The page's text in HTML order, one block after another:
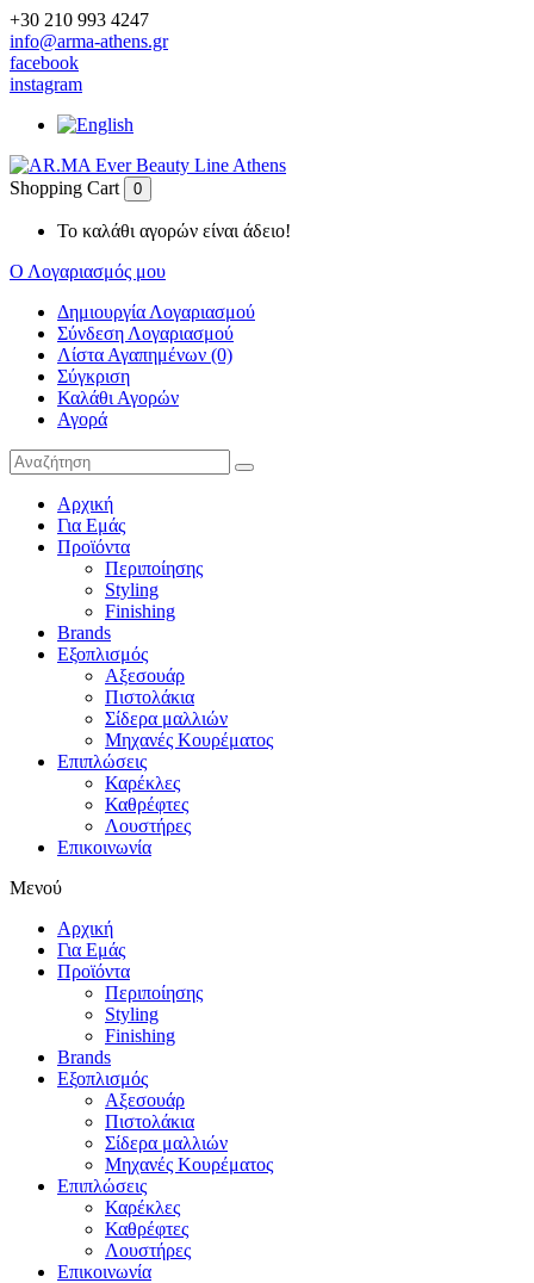
+30 210 993 4247
info@arma-athens.gr
facebook
instagram
Shopping Cart 0
Το καλάθι αγορών είναι άδειο!
Ο Λογαριασμός μου
Δημιουργία Λογαριασμού
Σύνδεση Λογαριασμού
Λίστα Αγαπημένων (0)
Σύγκριση
Καλάθι Αγορών
Αγορά
Αρχική
Για Εμάς
Προϊόντα
Περιποίησης
Styling
Finishing
Brands
Εξοπλισμός
Αξεσουάρ
Πιστολάκια
Σίδερα μαλλιών
Μηχανές Κουρέματος
Επιπλώσεις
Καρέκλες
Καθρέφτες
Λουστήρες
Επικοινωνία
Μενού
Αρχική
Για Εμάς
Προϊόντα
Περιποίησης
Styling
Finishing
Brands
Εξοπλισμός
Αξεσουάρ
Πιστολάκια
Σίδερα μαλλιών
Μηχανές Κουρέματος
Επιπλώσεις
Καρέκλες
Καθρέφτες
Λουστήρες
Επικοινωνία